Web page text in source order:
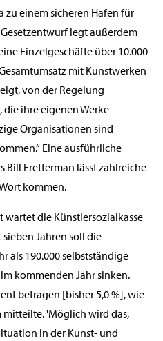
zu einem sicheren Hafen für
legt außerdem
Einzelgeschäfte über 10.000
mit Kunstwerken
von der Regelung
ihre eigenen Werke
Organisationen sind
Eine ausführliche
Bill Fretterman lässt zahlreiche
kommen.
die Künstlersozialkasse
sieben Jahren soll die
als 190.000 selbstständige
kommenden Jahr sinken.
betragen [bisher 5,0 %], wie
'Möglich wird das,
in der Kunst- und